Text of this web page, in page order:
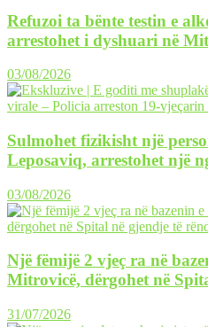
Refuzoi ta bënte testin e
arrestohet i dyshuari në
03/08/2026
Sulmohet fizikisht një
Leposaviq, arrestohet një
03/08/2026
Një fëmijë 2 vjeç ra në
Mitrovicë, dërgohet në
31/07/2026